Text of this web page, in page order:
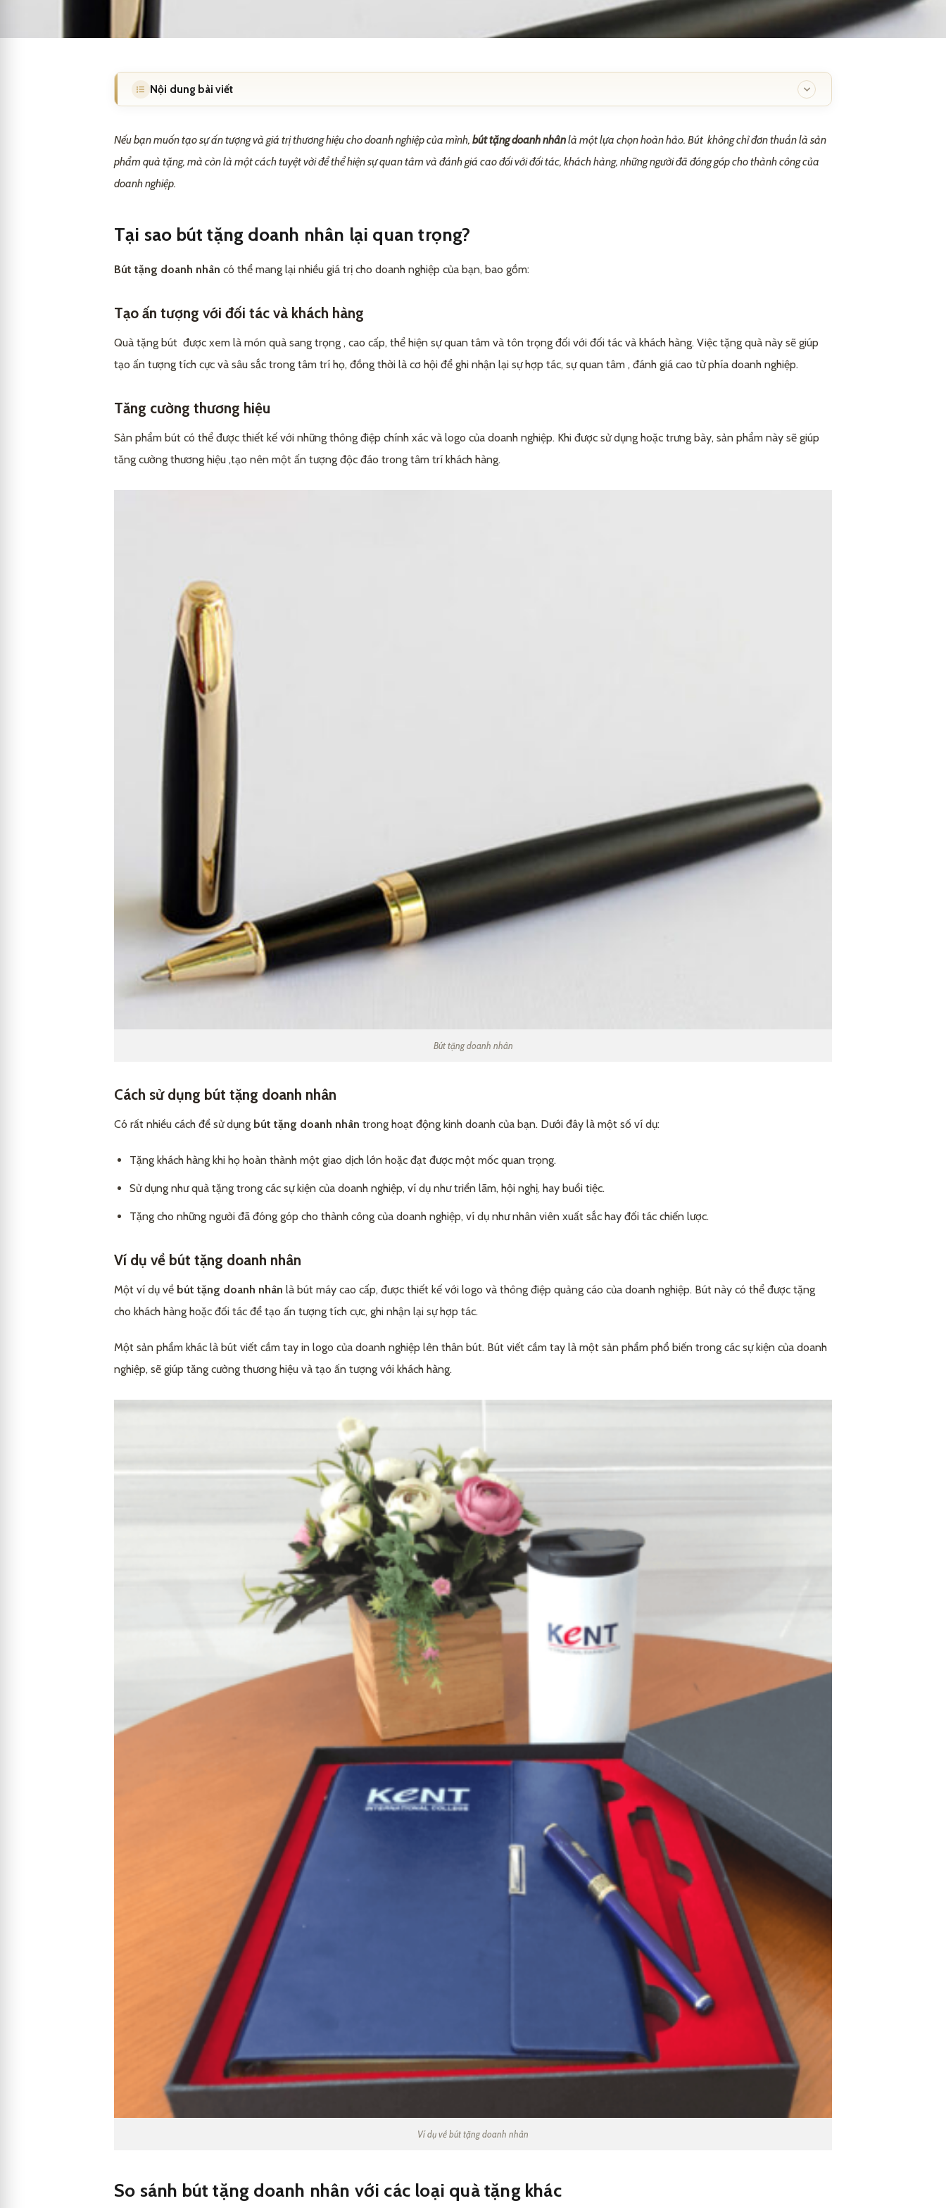
Nội dung bài viết
1.1 Tạo ấn tượng với đối tác và khách hàng
1.2
1.4 Ví dụ về bút tặng doanh nhân
2 So sánh bút tặng doanh nhân với các loại quà tặng khác
Lời khuyên khi chọn bút tặng doanh nhân
3 FAQs
3.1 Bút tặng doanh nhân có thể sử dụng trong những hoạt động kinh doanh nào?
3.2 Bút tặng doanh nhân có thể được tùy chỉnh theo yêu cầu của doanh nghiệp không?
Bút tặng doanh nhân có mang lại giá trị cho doanh nghiệp không?
4 Kết luận
Nếu bạn muốn tạo sự ấn tượng và giá trị thương hiệu cho doanh nghiệp của mình, bút tặng doanh nhânlà một lựa chọn hoàn hảo. Bút không chỉ đơn thuần là sản
phẩm quà tặng, mà còn là một cách tuyệt vời để thể hiện sự quan tâm và đánh giá cao đối với đối tác, khách hàng, những người đã đóng góp cho thành công của
doanh nghiệp.
Tại sao bút tặng doanh nhân lại quan trọng?
Bút tặng doanh nhân có thể mang lại nhiều giá trị cho doanh nghiệp của bạn, bao gồm:
Tạo ấn tượng với đối tác và khách hàng
Quà tặng bút được xem là món quà sang trọng , cao cấp, thể hiện sự quan tâm và tôn trọng đối với đối tác và khách hàng. Việc tặng quà này sẽ giúp
tạo ấn tượng tích cực và sâu sắc trong tâm trí họ, đồng thời là cơ hội để ghi nhận lại sự hợp tác, sự quan tâm , đánh giá cao từ phía doanh nghiệp.
Tăng cường thương hiệu
Sản phẩm bút có thể được thiết kế với những thông điệp chính xác và logo của doanh nghiệp. Khi được sử dụng hoặc trưng bày, sản phẩm này sẽ giúp
tăng cường thương hiệu ,tạo nên một ấn tượng độc đáo trong tâm trí khách hàng.
Bút tặng doanh nhân
Cách sử dụng bút tặng doanh nhân
Có rất nhiều cách để sử dụng bút tặng doanh nhân trong hoạt động kinh doanh của bạn. Dưới đây là một số ví dụ:
Tặng khách hàng khi họ hoàn thành một giao dịch lớn hoặc đạt được một mốc quan trọng.
Sử dụng như quà tặng trong các sự kiện của doanh nghiệp, ví dụ như triển lãm, hội nghị, hay buổi tiệc.
Tặng cho những người đã đóng góp cho thành công của doanh nghiệp, ví dụ như nhân viên xuất sắc hay đối tác chiến lược.
Ví dụ về bút tặng doanh nhân
Một ví dụ về bút tặng doanh nhân là bút máy cao cấp, được thiết kế với logo và thông điệp quảng cáo của doanh nghiệp. Bút này có thể được tặng
cho khách hàng hoặc đối tác để tạo ấn tượng tích cực, ghi nhận lại sự hợp tác.
Một sản phẩm khác là bút viết cầm tay in logo của doanh nghiệp lên thân bút. Bút viết cầm tay là một sản phẩm phổ biến trong các sự kiện của doanh
nghiệp, sẽ giúp tăng cường thương hiệu và tạo ấn tượng với khách hàng.
Ví dụ về bút tặng doanh nhân
So sánh bút tặng doanh nhân với các loại quà tặng khác